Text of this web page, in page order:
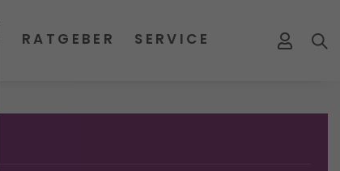
RATGEBER SERVICE